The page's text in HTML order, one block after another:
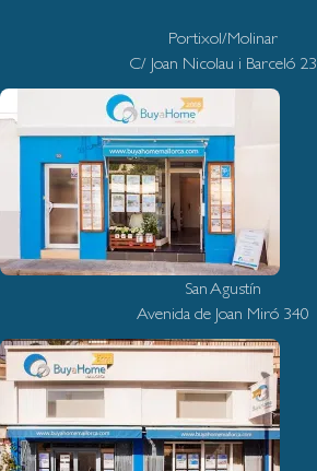
Portixol/Molinar
C/ Joan Nicolau i Barceló 23
San Agustín
Avenida de Joan Miró 340